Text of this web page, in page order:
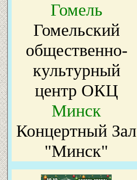
Гомель
Гомельский
общественно-
культурный
центр ОКЦ
Минск
Концертный Зал
"Минск"